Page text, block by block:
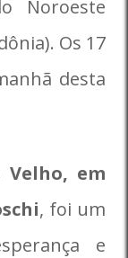
Noroeste
Os 17
desta
Velho, em
, foi um
e